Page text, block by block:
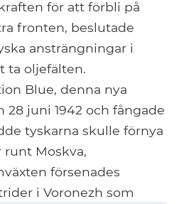
för att förbli på
fronten, beslutade
ansträngningar i
ta oljefälten.
Blue, denna nya
28 juni 1942 och fångade
tyskarna skulle förnya
Moskva,
försenades
i Voronezh som